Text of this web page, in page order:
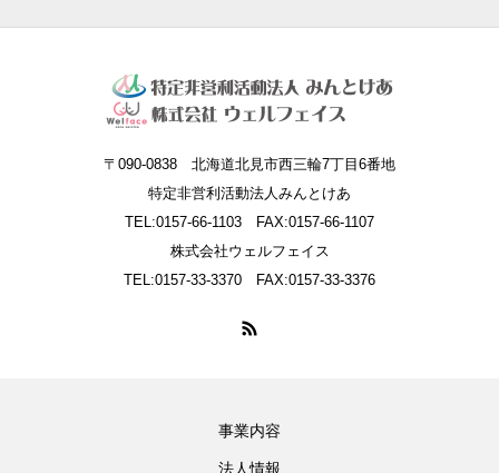
〒090-0838 北海道北見市西三輪7丁目6番地
特定非営利活動法人みんとけあ
TEL:0157-66-1103 FAX:0157-66-1107
株式会社ウェルフェイス
TEL:0157-33-3370 FAX:0157-33-3376
事業内容
法人情報